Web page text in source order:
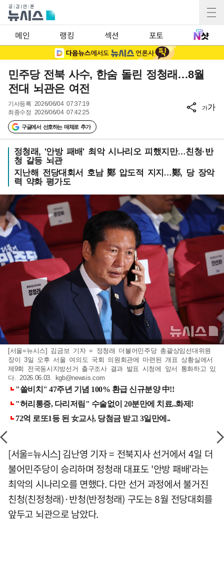
메인 랭킹 섹션 포토
민주당 전북 사수, 한숨 돌린 정청래…8월
전대 뇌관은 여전
기사등록 2026/06/04 07:37:19
최종수정 2026/06/04 07:42:25
구글에서 선호하는 매체로 추가
가가
정청래, '안방 패배' 최악 시나리오 피했지만…친청·반
청 갈등 뇌관
지난해 전당대회서 호남 鄭 압도적 지지…鄭, 당 장악
력 약화 평가도
[서울=뉴시스] 김금보 기자 = 정청래 더불어민주당 총괄상임선대위원
장이 3일 오후 서울 여의도 국회 의원회관에 마련된 개표 상황실에서
제9회 전국동시지방선거 출구조사 결과 발표 시청에 앞서 통화하고 있
다. 2026.06.03. kgb@newsis.com
[서울=뉴시스] 김난영 기자 = 전북지사 선거에서 4일 더
불어민주당이 승리하며 정청래 대표도 '안방 패배'라는
최악의 시나리오를 면했다. 다만 선거 과정에서 불거진
친청(친정청래)·반청(반정청래) 구도는 8월 전당대회를
앞두고 뇌관으로 남았다.